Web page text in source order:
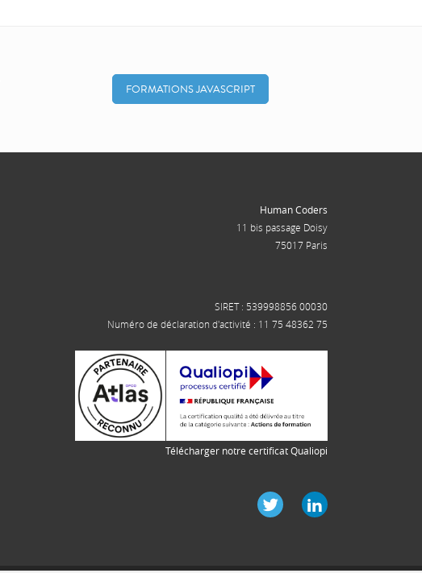
FORMATIONS JAVASCRIPT
Human Coders
11 bis passage Doisy
75017 Paris
SIRET : 539998856 00030
Numéro de déclaration d'activité : 11 75 48362 75
Télécharger notre certificat Qualiopi